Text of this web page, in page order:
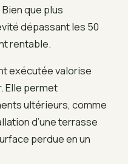
que plus
dépassant les 50
rentable.
exécutée valorise
Elle permet
ultérieurs, comme
d’une terrasse
perdue en un